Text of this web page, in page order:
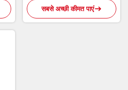
सबसे अच्छी कीमत पाएं